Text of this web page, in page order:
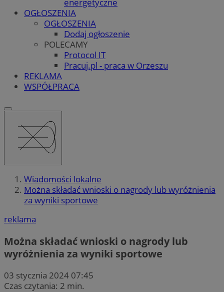
OGŁOSZENIA
OGŁOSZENIA
Dodaj ogłoszenie
POLECAMY
Protocol IT
Pracuj.pl - praca w Orzeszu
REKLAMA
WSPÓŁPRACA
Wiadomości lokalne
Można składać wnioski o nagrody lub wyróżnienia
za wyniki sportowe
reklama
Można składać wnioski o nagrody lub
wyróżnienia za wyniki sportowe
03 stycznia 2024 07:45
Czas czytania: 2 min.